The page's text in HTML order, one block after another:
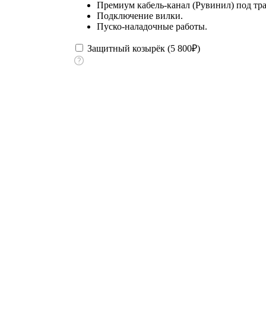
Премиум кабель-канал (Рувинил) под
Подключение вилки.
Пуско-наладочные работы.
Защитный козырёк (5 800₽)